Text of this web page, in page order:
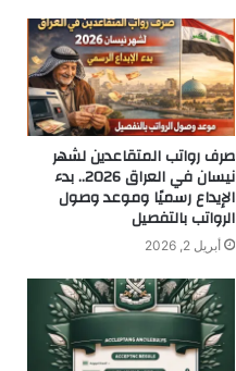
صرف رواتب المتقاعدين لشهر
نيسان في العراق 2026.. بدء
الإيداع رسميًا وموعد وصول
الرواتب بالتفصيل
أبريل 2, 2026